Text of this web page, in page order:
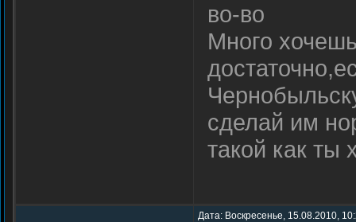
во-во
Много
сделай им
такой как
Дата: Воскресенье, 15.08.2010,